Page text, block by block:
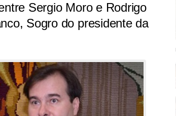
Sergio Moro e Rodrigo
Sogro do presidente da